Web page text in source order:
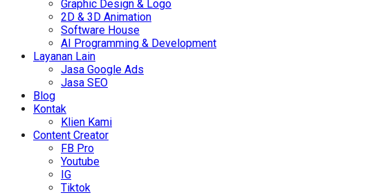
Graphic Design & Logo
2D & 3D Animation
Software House
AI Programming & Development
Layanan Lain
Jasa Google Ads
Jasa SEO
Blog
Kontak
Klien Kami
Content Creator
FB Pro
Youtube
IG
Tiktok